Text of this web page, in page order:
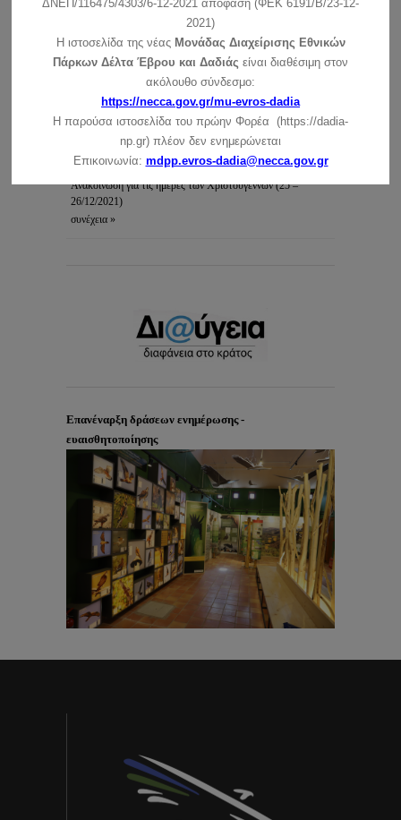
Ανακοίνωση για τη λειτουργία του ΚΕ την Πρωτοχρονιά
Ευχές για τις γιορτές των Χριστουγέννων και της
Πρωτοχρονιάς
Ανακοίνωση για τις ημέρες των Χριστουγέννων (25 –
26/12/2021)
συνέχεια »
Επανέναρξη δράσεων ενημέρωσης -
ευαισθητοποίησης
ΔΝΕΠ/116475/4303/6-12-2021 απόφαση (ΦΕΚ 6191/Β/23-12-
2021)
Η ιστοσελίδα της νέας Μονάδας Διαχείρισης Εθνικών
Πάρκων Δέλτα Έβρου και Δαδιάς είναι διαθέσιμη στον
ακόλουθο σύνδεσμο:
https://necca.gov.gr/mu-evros-dadia
Η παρούσα ιστοσελίδα του πρώην Φορέα (https://dadia-
np.gr) πλέον δεν ενημερώνεται
Επικοινωνία: mdpp.evros-dadia@necca.gov.gr